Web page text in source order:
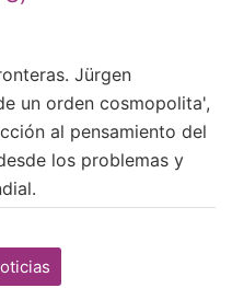
Jürgen
un orden cosmopolita',
al pensamiento del
los problemas y